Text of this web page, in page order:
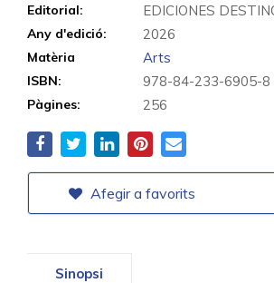
Editorial: EDICIONES
Any d'edició: 2026
Matèria Arts
ISBN: 978-84-233-6905-8
Pàgines: 256
Afegir a favorits
Sinopsi